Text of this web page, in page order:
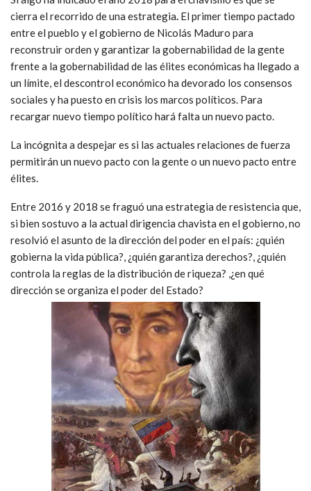
cierra el recorrido de una estrategia El primer tiempo pactado
entre el pueblo y el gobierno de Nicolás Maduro para
reconstruir orden y garantizar la gobernabilidad de la gente
frente a la gobernabilidad de las élites económicas ha llegado a
un límite, el descontrol económico ha devorado los consensos
sociales y ha puesto en crisis los marcos políticos. Para
recargar nuevo tiempo político hará falta un nuevo pacto.
La incógnita a despejar es si las actuales relaciones de fuerza
permitirán un nuevo pacto con la gente o un nuevo pacto entre
élites.
Entre 2016 y 2018 se fraguó una estrategia de resistencia que,
si bien sostuvo a la actual dirigencia chavista en el gobierno, no
resolvió el asunto de la dirección del poder en el país: ¿quién
gobierna la vida pública?, ¿quién garantiza derechos?, ¿quién
controla la reglas de la distribución de riqueza? ,¿en qué
dirección se organiza el poder del Estado?